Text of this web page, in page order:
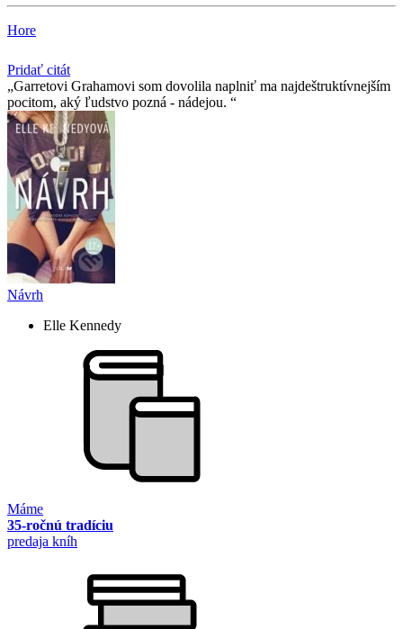
Hore
Pridať citát
Garretovi Grahamovi som dovolila naplniť ma najdeštruktívnejším
pocitom, aký ľudstvo pozná - nádejou.
Návrh
Elle Kennedy
Máme
35-ročnú tradíciu
predaja kníh